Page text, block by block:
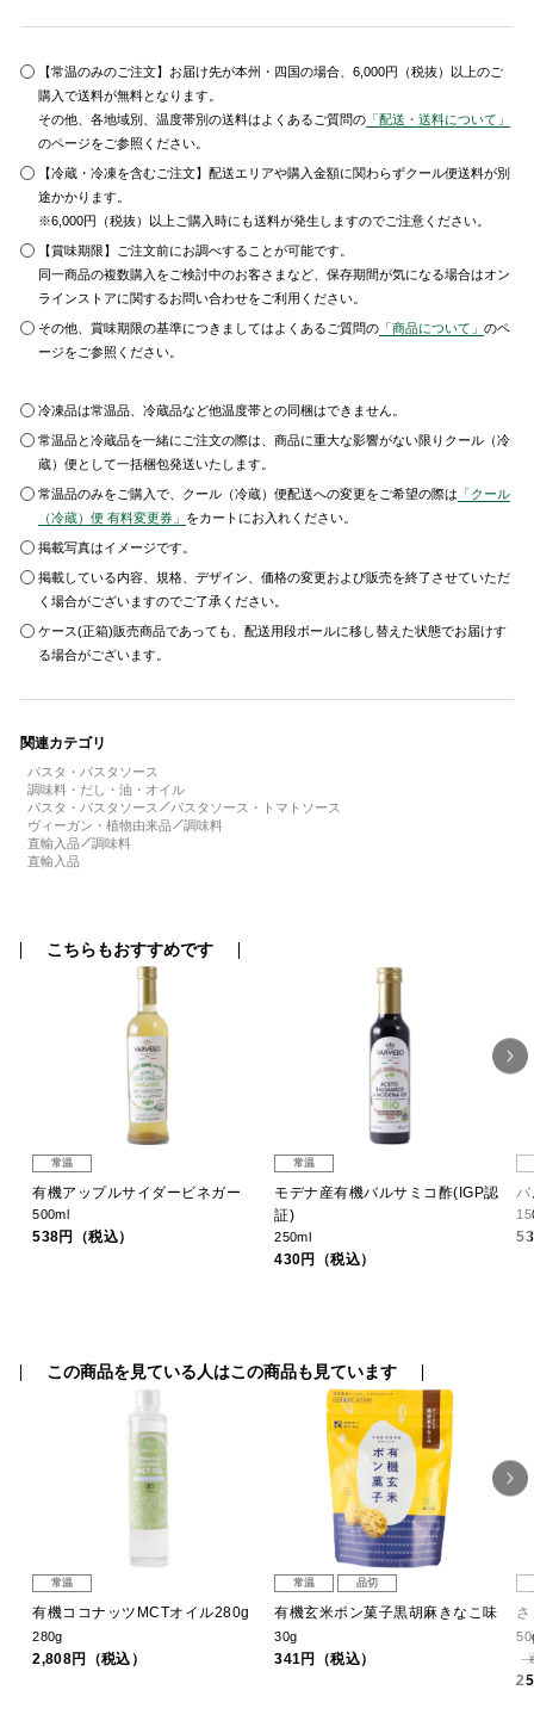
【常温のみのご注文】お届け先が本州・四国の場合、6,000円（税抜）以上のご
購入で送料が無料となります。
その他、各地域別、温度帯別の送料はよくあるご質問の 「配送・送料について」
のページをご参照ください。
【冷蔵・冷凍を含むご注文】配送エリアや購入金額に関わらずクール便送料が別
途かかります。
※6,000円（税抜）以上ご購入時にも送料が発生しますのでご注意ください。
【賞味期限】ご注文前にお調べすることが可能です。
同一商品の複数購入をご検討中のお客さまなど、保存期間が気になる場合はオン
ラインストアに関するお問い合わせをご利用ください。
その他、賞味期限の基準につきましてはよくあるご質問の 「商品について」のペ
ージをご参照ください。
冷凍品は常温品、冷蔵品など他温度帯との同梱はできません。
常温品と冷蔵品を一緒にご注文の際は、商品に重大な影響がない限りクール（冷
蔵）便として一括梱包発送いたします。
常温品のみをご購入で、クール（冷蔵）便配送への変更をご希望の際は 「クール
（冷蔵）便 有料変更券」 をカートにお入れください。
掲載写真はイメージです。
掲載している内容、規格、デザイン、価格の変更および販売を終了させていただ
く場合がございますのでご了承ください。
ケース(正箱)販売商品であっても、配送用段ボールに移し替えた状態でお届けす
る場合がございます。
関連カテゴリ
パスタ・パスタソース
調味料・だし・油・オイル
パスタ・パスタソース
パスタソース・トマトソース
ヴィーガン・植物由来品
調味料
直輸入品
調味料
直輸入品
こちらもおすすめです
常温
有機アップルサイダービネガー
500ml
538円（税込）
常温
モデナ産有機バルサミコ酢(IGP認
証)
250ml
430円（税込）
この商品を見ている人はこの商品も見ています
常温
有機ココナッツMCTオイル280g
280g
2,808円（税込）
常温 品切
有機玄米ポン菓子黒胡麻きなこ味
30g
341円（税込）